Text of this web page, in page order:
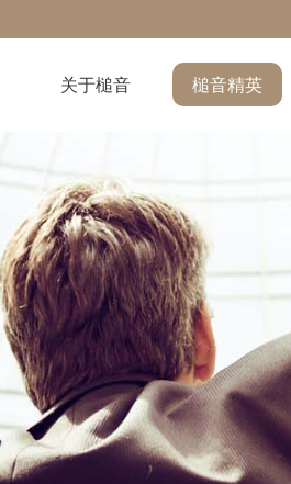
关于槌音 槌音精英